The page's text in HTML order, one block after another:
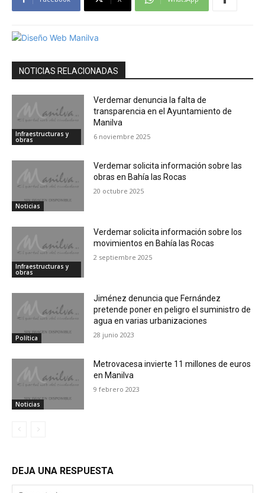
NOTICIAS RELACIONADAS
Infraestructuras y
obras
Verdemar denuncia la falta de
transparencia en el Ayuntamiento de
Manilva
6 noviembre 2025
Noticias
Verdemar solicita información sobre las
obras en Bahía las Rocas
20 octubre 2025
Infraestructuras y
obras
Verdemar solicita información sobre los
movimientos en Bahía las Rocas
2 septiembre 2025
Política
Jiménez denuncia que Fernández
pretende poner en peligro el suministro de
agua en varias urbanizaciones
28 junio 2023
Noticias
Metrovacesa invierte 11 millones de euros
en Manilva
9 febrero 2023
DEJA UNA RESPUESTA